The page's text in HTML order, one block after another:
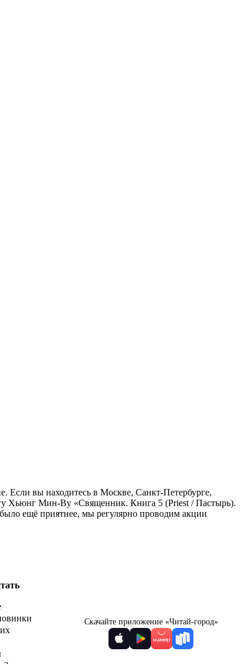
Если вы находитесь в Москве, Санкт-Петербурге,
Хьюнг Мин-Ву «Священник. Книга 5 (Priest / Пастырь).
ещё приятнее, мы регулярно проводим акции
Скачайте приложение «Читай-город»